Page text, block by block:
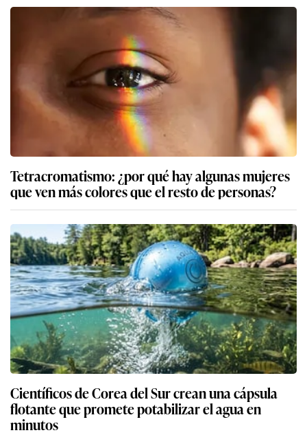
Tetracromatismo: ¿por qué hay algunas mujeres
que ven más colores que el resto de personas?
Científicos de Corea del Sur crean una cápsula
flotante que promete potabilizar el agua en
minutos